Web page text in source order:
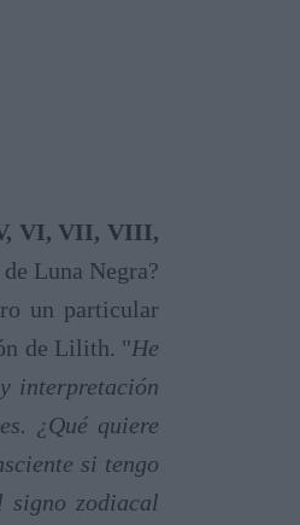
VI, VII, VIII,
Luna Negra?
un particular
de Lilith. "He
interpretación
¿Qué quiere
si tengo
signo zodiacal